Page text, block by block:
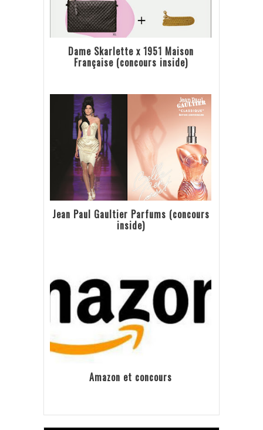
Dame Skarlette x 1951 Maison
Française (concours inside)
Jean Paul Gaultier Parfums (concours
inside)
Amazon et concours